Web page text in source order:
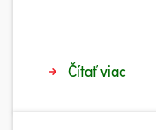
Čítať viac